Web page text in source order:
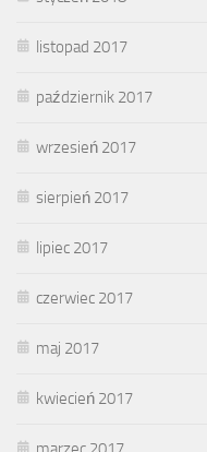
listopad 2017
październik 2017
wrzesień 2017
sierpień 2017
lipiec 2017
czerwiec 2017
maj 2017
kwiecień 2017